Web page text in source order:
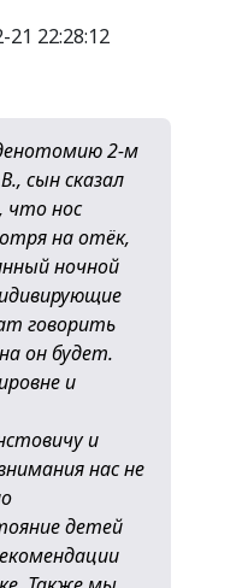
21 22:28:12
2-м
сын сказал
что нос
на отёк,
ночной
говорить
он будет.
и
и
нас не
детей